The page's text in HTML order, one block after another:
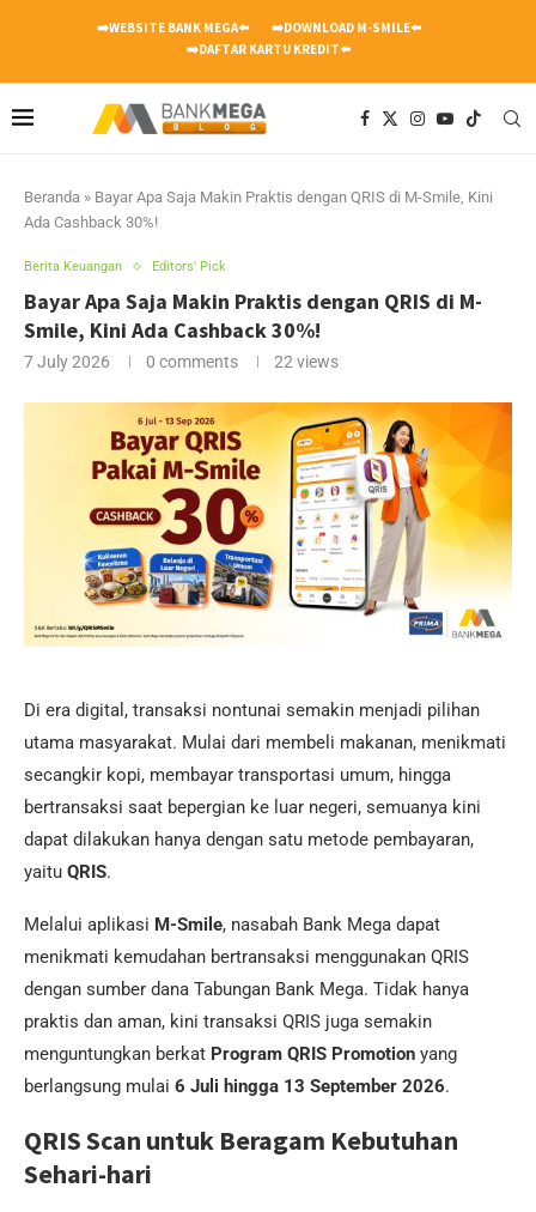
➡️WEBSITE BANK MEGA⬅️
➡️DOWNLOAD M-SMILE⬅️
➡️DAFTAR KARTU KREDIT⬅️
Beranda » Bayar Apa Saja Makin Praktis dengan QRIS di M-Smile, Kini
Ada Cashback 30%!
Berita Keuangan Editors' Pick
Bayar Apa Saja Makin Praktis dengan QRIS di M-
Smile, Kini Ada Cashback 30%!
7 July 2026 0 comments 22 views
Di era digital, transaksi nontunai semakin menjadi pilihan
utama masyarakat. Mulai dari membeli makanan, menikmati
secangkir kopi, membayar transportasi umum, hingga
bertransaksi saat bepergian ke luar negeri, semuanya kini
dapat dilakukan hanya dengan satu metode pembayaran,
yaitu QRIS.
Melalui aplikasi M-Smile, nasabah Bank Mega dapat
menikmati kemudahan bertransaksi menggunakan QRIS
dengan sumber dana Tabungan Bank Mega. Tidak hanya
praktis dan aman, kini transaksi QRIS juga semakin
menguntungkan berkat Program QRIS Promotion yang
berlangsung mulai 6 Juli hingga 13 September 2026.
QRIS Scan untuk Beragam Kebutuhan
Sehari-hari